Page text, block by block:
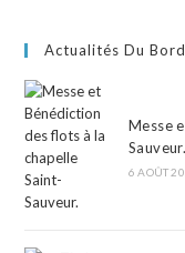
Actualités Du
Messe
Sauveur.
6 AOÛT